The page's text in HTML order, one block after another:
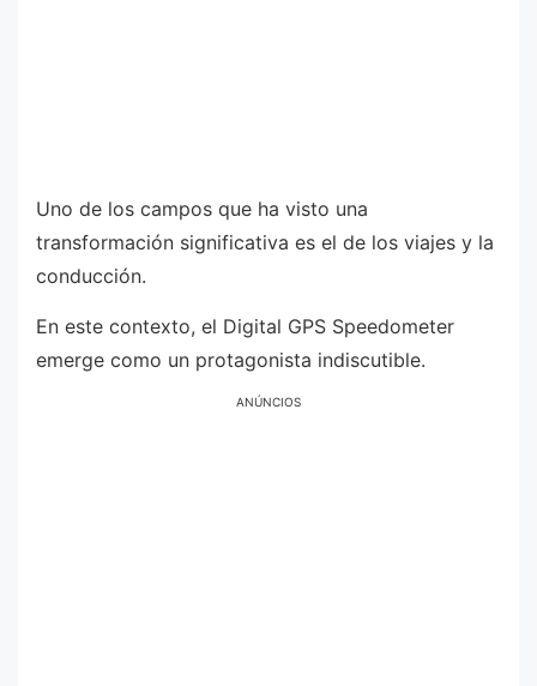
Uno de los campos que ha visto una
transformación significativa es el de los viajes y la
conducción.
En este contexto, el Digital GPS Speedometer
emerge como un protagonista indiscutible.
ANÚNCIOS